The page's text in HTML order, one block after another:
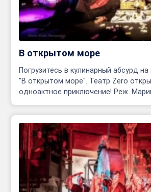
В открытом море
Погрузитесь в кулинарный абсурд
"В открытом море". Театр Zero
одноактное приключение! Реж.